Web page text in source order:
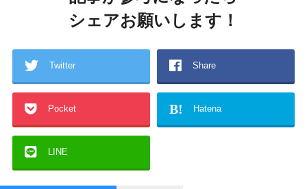
シェアお願いします！
Twitter Share
Pocket B! Hatena
LINE